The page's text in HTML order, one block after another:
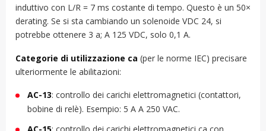
induttivo con L/R = 7 ms costante di tempo. Questo è un 50×
derating. Se si sta cambiando un solenoide VDC 24, si
potrebbe ottenere 3 a; A 125 VDC, solo 0,1 A.
Categorie di utilizzazione ca (per le norme IEC) precisare
ulteriormente le abilitazioni:
AC-13: controllo dei carichi elettromagnetici (contattori,
bobine di relè). Esempio: 5 A A 250 VAC.